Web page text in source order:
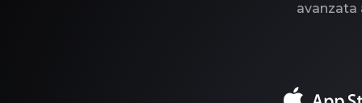
avanzata